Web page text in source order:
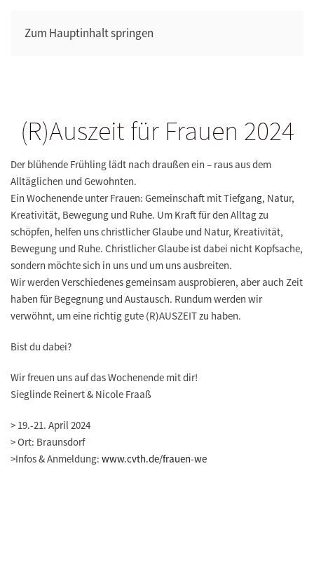
Zum Hauptinhalt springen
(R)Auszeit für Frauen 2024
Der blühende Frühling lädt nach draußen ein – raus aus dem
Alltäglichen und Gewohnten.
Ein Wochenende unter Frauen: Gemeinschaft mit Tiefgang, Natur,
Kreativität, Bewegung und Ruhe. Um Kraft für den Alltag zu
schöpfen, helfen uns christlicher Glaube und Natur, Kreativität,
Bewegung und Ruhe. Christlicher Glaube ist dabei nicht Kopfsache,
sondern möchte sich in uns und um uns ausbreiten.
Wir werden Verschiedenes gemeinsam ausprobieren, aber auch Zeit
haben für Begegnung und Austausch. Rundum werden wir
verwöhnt, um eine richtig gute (R)AUSZEIT zu haben.
Bist du dabei?
Wir freuen uns auf das Wochenende mit dir!
Sieglinde Reinert & Nicole Fraaß
> 19.-21. April 2024
>Ort: Braunsdorf
>Infos & Anmeldung: www.cvth.de/frauen-we